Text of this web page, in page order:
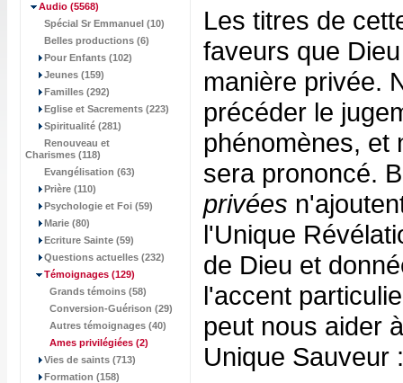
Audio (5568)
Spécial Sr Emmanuel (10)
Belles productions (6)
Pour Enfants (102)
Jeunes (159)
Familles (292)
Eglise et Sacrements (223)
Spiritualité (281)
Renouveau et
Charismes (118)
Evangélisation (63)
Prière (110)
Psychologie et Foi (59)
Marie (80)
Ecriture Sainte (59)
Questions actuelles (232)
Témoignages (129)
Grands témoins (58)
Conversion-Guérison (29)
Autres témoignages (40)
Ames privilégiées (2)
Vies de saints (713)
Formation (158)
Les titres de
faveurs que
manière privée.
précéder le
phénomènes, et
sera prononcé.
privées
l'Unique
de Dieu et
l'accent
peut nous aider
Unique Sauveur